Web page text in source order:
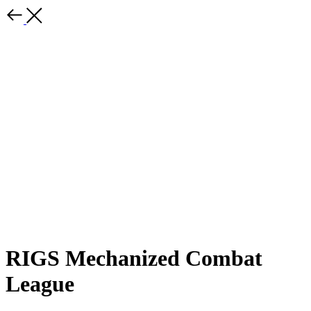
RIGS Mechanized Combat
League